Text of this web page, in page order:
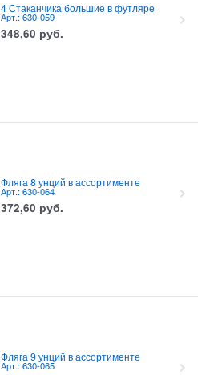
4 Стаканчика большие в футляре
Арт.: 630-059
348,60 руб.
Фляга 8 унций в ассортименте
Арт.: 630-064
372,60 руб.
Фляга 9 унций в ассортименте
Арт.: 630-065